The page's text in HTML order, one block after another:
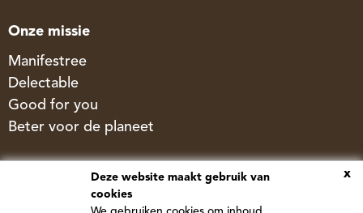
Onze missie
Manifestree
Delectable
Good for you
Beter voor de planeet
x
Deze website maakt gebruik van
cookies